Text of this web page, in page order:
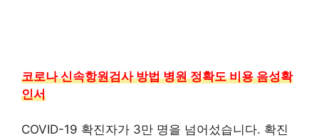
코로나 신속항원검사 방법 병원 정확도 비용 음성확
인서
COVID-19 확진자가 3만 명을 넘어섰습니다. 확진